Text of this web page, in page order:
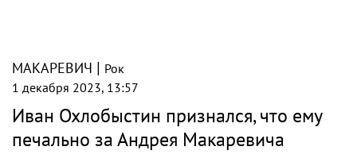
МАКАРЕВИЧ | Рок
1 декабря 2023, 13:57
Иван Охлобыстин признался, что ему
печально за Андрея Макаревича